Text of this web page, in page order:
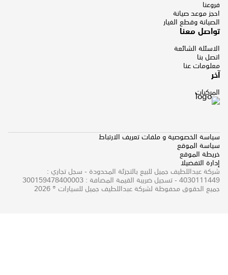
فروعنا
احجز موعد صيانة
الصيانة وقطع الغيار
تواصل معنا
الاسئلة الشائعة
اتصل بنا
معلومات عنا
آخر
المركبات
سياسة الخصوصية و ملفات تعريف الارتباط
سياسة الموقع
خريطة الموقع
إدارة التفضيلا
شركة عبداللطيف جميل للبيع بالتجزئة المحدودة - سجل تجاري :
4030111449 - تسجيل ضريبة القيمة المضافة : 300159478400003
جميع الحقوق محفوظة لشركة عبداللطيف جميل للسيارات ® 2026